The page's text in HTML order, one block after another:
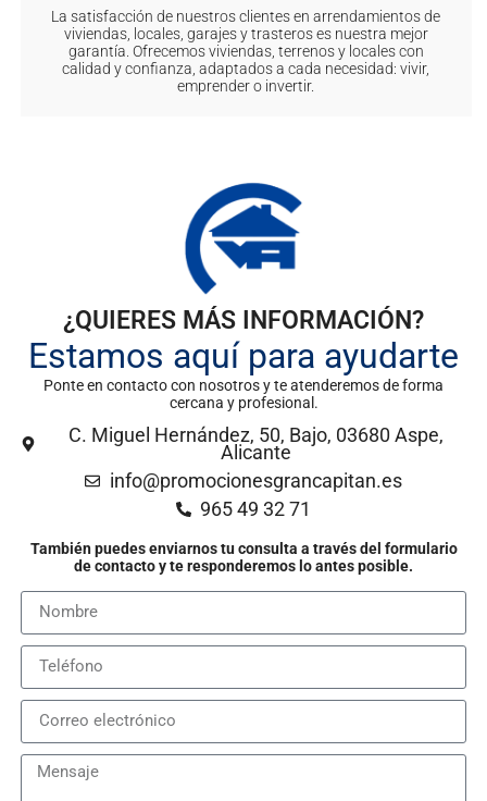
La satisfacción de nuestros clientes en arrendamientos de
viviendas, locales, garajes y trasteros es nuestra mejor
garantía. Ofrecemos viviendas, terrenos y locales con
calidad y confianza, adaptados a cada necesidad: vivir,
emprender o invertir.
¿QUIERES MÁS INFORMACIÓN?
Estamos aquí para ayudarte
Ponte en contacto con nosotros y te atenderemos de forma
cercana y profesional.
C. Miguel Hernández, 50, Bajo, 03680 Aspe,
Alicante
info@promocionesgrancapitan.es
965 49 32 71
También puedes enviarnos tu consulta a través del formulario
de contacto y te responderemos lo antes posible.